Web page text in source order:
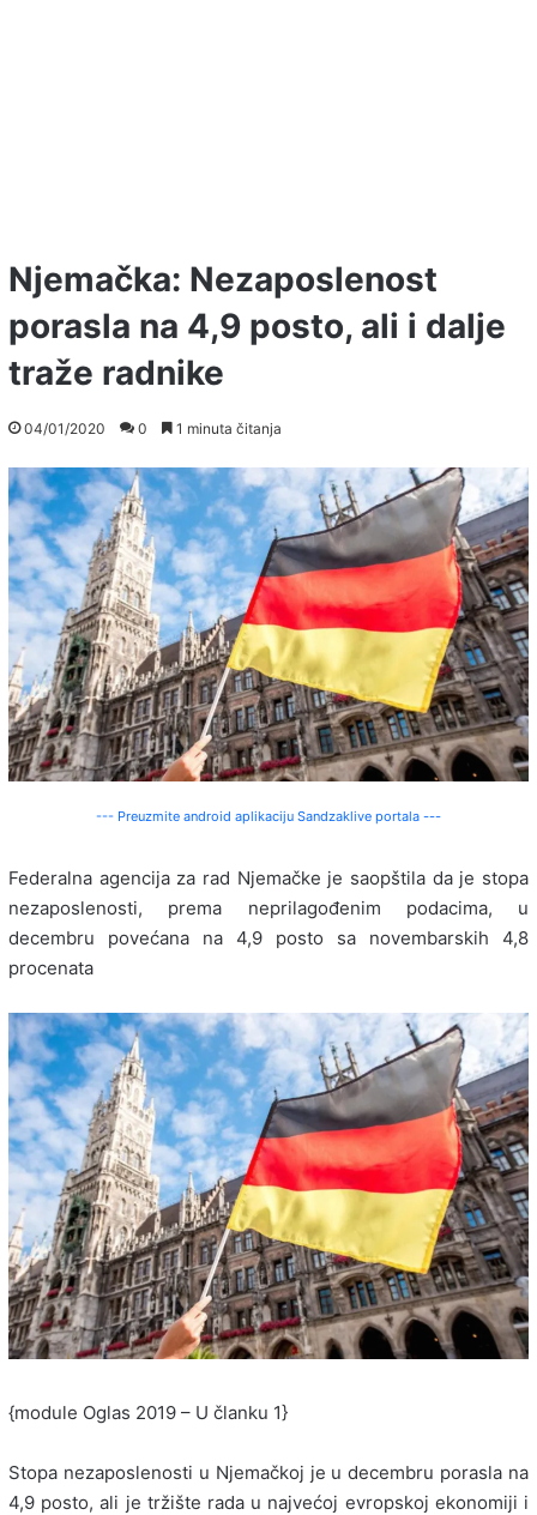
Njemačka: Nezaposlenost
porasla na 4,9 posto, ali i dalje
traže radnike
04/01/2020 0 1 minuta čitanja
--- Preuzmite android aplikaciju Sandzaklive portala ---
Federalna agencija za rad Njemačke je saopštila da je stopa
nezaposlenosti, prema neprilagođenim podacima, u
decembru povećana na 4,9 posto sa novembarskih 4,8
procenata
{module Oglas 2019 – U članku 1}
Stopa nezaposlenosti u Njemačkoj je u decembru porasla na
4,9 posto, ali je tržište rada u najvećoj evropskoj ekonomiji i